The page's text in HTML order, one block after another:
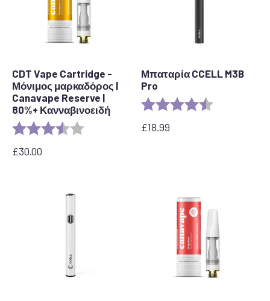
CDT Vape Cartridge -
Μόνιμος μαρκαδόρος |
Canavape Reserve |
80%+ Κανναβινοειδή
Αξιολόγηση: 3.7 out of 5 stars
£30.00
Μπαταρία CCELL M3B
Pro
Αξιολόγηση:
£18.99